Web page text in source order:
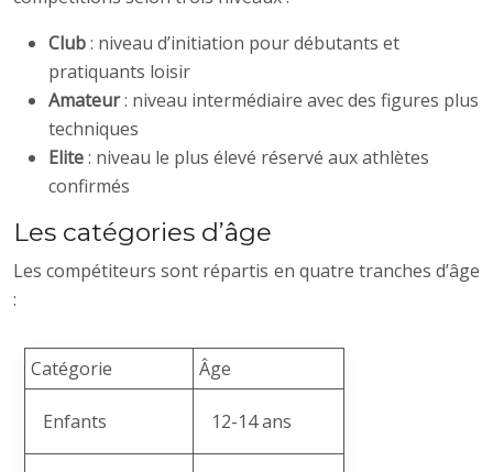
Club: niveau d’initiation pour débutants et
pratiquants loisir
Amateur: niveau intermédiaire avec des figures plus
techniques
Elite: niveau le plus élevé réservé aux athlètes
confirmés
Les catégories d’âge
Les compétiteurs sont répartis en quatre tranches d’âge
:
Catégorie Âge
Enfants 12-14 ans